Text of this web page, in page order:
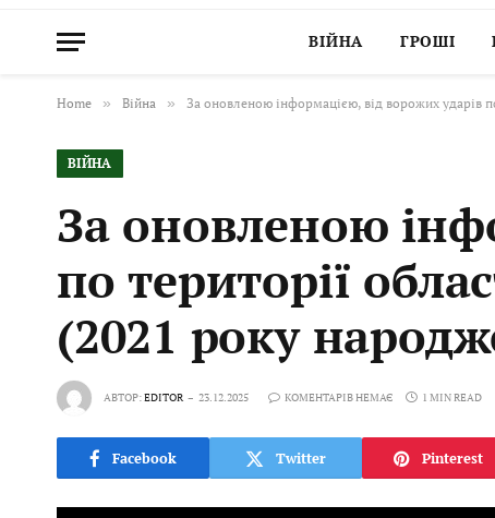
ВІЙНА ГРОШІ
Home » Війна » За оновленою інформацією, від ворожих ударів
ВІЙНА
За оновленою
по території
(2021 року
АВТОР:EDITOR 23.12.2025 КОМЕНТАРІВ НЕМАЄ 1 MIN READ
Facebook Twitter Pinterest